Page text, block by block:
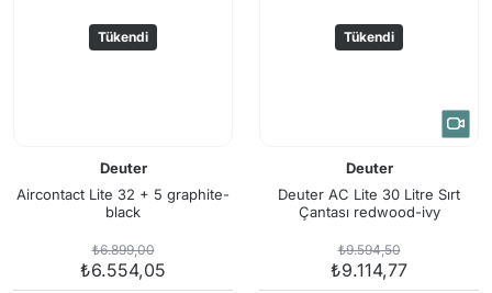
Tükendi
Deuter
Aircontact Lite 32 + 5 graphite-
black
₺6.899,00
₺6.554,05
Tükendi
Deuter
Deuter AC Lite 30 Litre Sırt
Çantası redwood-ivy
₺9.594,50
₺9.114,77